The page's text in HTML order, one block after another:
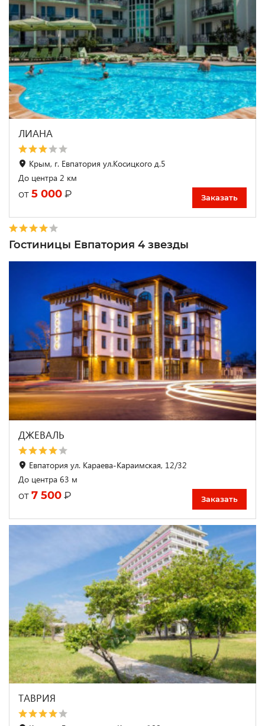
ЛИАНА
Крым, г. Евпатория ул.Косицкого д.5
До центра 2 км
от 5 000 ₽ Заказать
Гостиницы Евпатория 4 звезды
ДЖЕВАЛЬ
Евпатория ул. Караева-Караимская, 12/32
До центра 63 м
от 7 500 ₽ Заказать
ТАВРИЯ